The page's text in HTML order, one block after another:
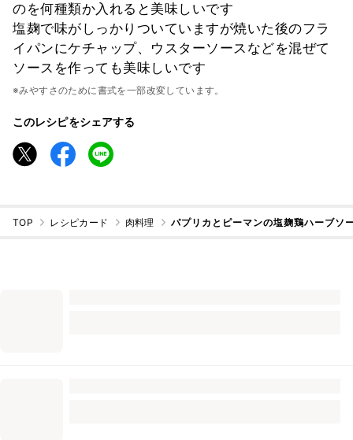
のを何種類か入れると美味しいです
塩麹で味がしっかりついていますが焼いた後のフラ
イパンにケチャップ、ウスターソースなどを混ぜて
ソースを作っても美味しいです
※みやすさのために書式を一部改変しています。
このレシピをシェアする
TOP レシピカード 肉料理 パプリカとピーマンの塩麹鶏ハーブソ